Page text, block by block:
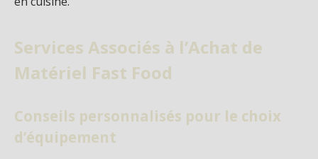
Services Associés à l’Achat de
Matériel Fast Food
Conseils personnalisés pour le choix
d’équipement